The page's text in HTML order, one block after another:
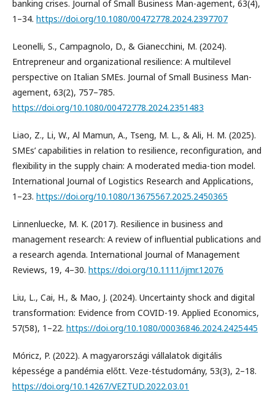
banking crises. Journal of Small Business Man-agement, 63(4),
1–34. https://doi.org/10.1080/00472778.2024.2397707
Leonelli, S., Campagnolo, D., & Gianecchini, M. (2024).
Entrepreneur and organizational resilience: A multilevel
perspective on Italian SMEs. Journal of Small Business Man-
agement, 63(2), 757–785.
https://doi.org/10.1080/00472778.2024.2351483
Liao, Z., Li, W., Al Mamun, A., Tseng, M. L., & Ali, H. M. (2025).
SMEs’ capabilities in relation to resilience, reconfiguration, and
flexibility in the supply chain: A moderated media-tion model.
International Journal of Logistics Research and Applications,
1–23. https://doi.org/10.1080/13675567.2025.2450365
Linnenluecke, M. K. (2017). Resilience in business and
management research: A review of influential publications and
a research agenda. International Journal of Management
Reviews, 19, 4–30. https://doi.org/10.1111/ijmr.12076
Liu, L., Cai, H., & Mao, J. (2024). Uncertainty shock and digital
transformation: Evidence from COVID-19. Applied Economics,
57(58), 1–22. https://doi.org/10.1080/00036846.2024.2425445
Móricz, P. (2022). A magyarországi vállalatok digitális
képessége a pandémia előtt. Veze-téstudomány, 53(3), 2–18.
https://doi.org/10.14267/VEZTUD.2022.03.01